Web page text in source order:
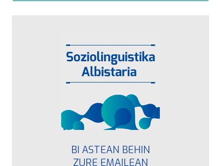
BI ASTEAN BEHIN
ZURE EMAILEAN